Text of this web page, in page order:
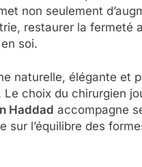
non seulement
restaurer la fermeté
soi.
naturelle, élégante et
choix du chirurgien
Haddad accompagne
l’équilibre des